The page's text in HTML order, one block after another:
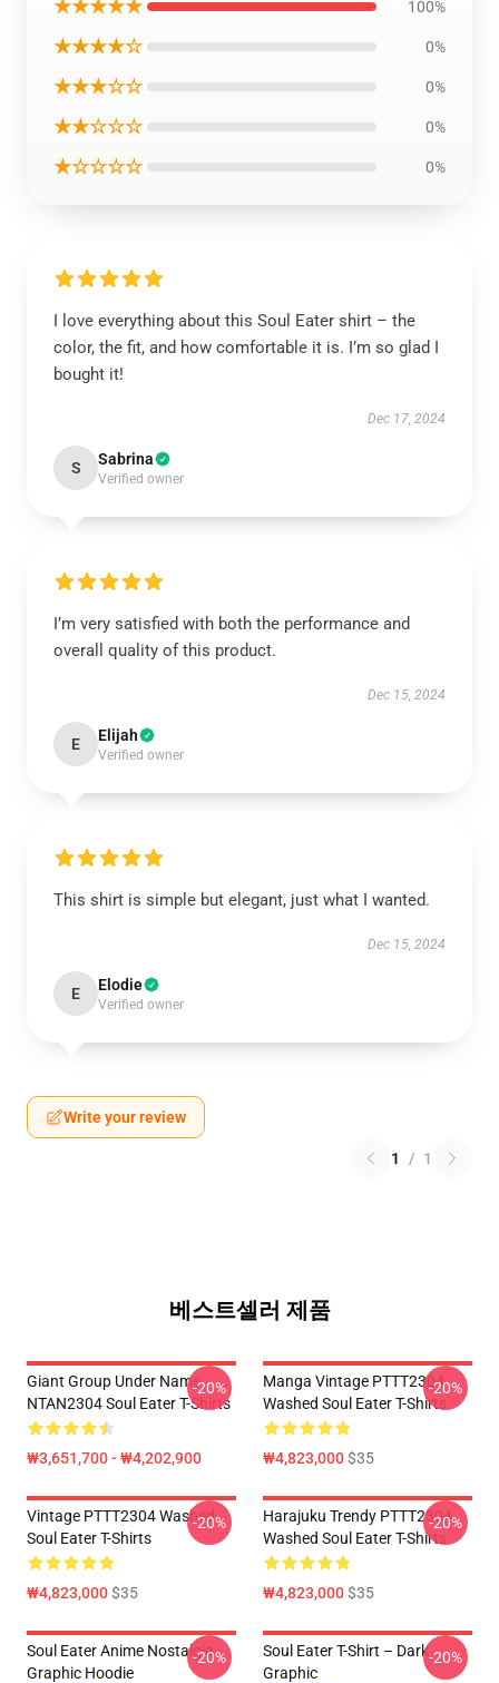
★★★★★ 100%
★★★★☆ 0%
★★★☆☆ 0%
★★☆☆☆ 0%
★☆☆☆☆ 0%
I love everything about this Soul Eater shirt – the
color, the fit, and how comfortable it is. I’m so glad I
bought it!
Dec 17, 2024
S Sabrina
Verified owner
I’m very satisfied with both the performance and
overall quality of this product.
Dec 15, 2024
E Elijah
Verified owner
This shirt is simple but elegant, just what I wanted.
Dec 15, 2024
E Elodie
Verified owner
Write your review
1 / 1
베스트셀러 제품
Giant Group Under Name
NTAN2304 Soul Eater T-Shirts
₩3,651,700 - ₩4,202,900
-20%
Manga Vintage PTTT2304
Washed Soul Eater T-Shirts
₩4,823,000$35
-20%
Vintage PTTT2304 Washed
Soul Eater T-Shirts
₩4,823,000$35
-20%
Harajuku Trendy PTTT2304
Washed Soul Eater T-Shirts
₩4,823,000$35
-20%
Soul Eater Anime Nostalgia
Graphic Hoodie
-20%
Soul Eater T-Shirt – Dark
Graphic
-20%